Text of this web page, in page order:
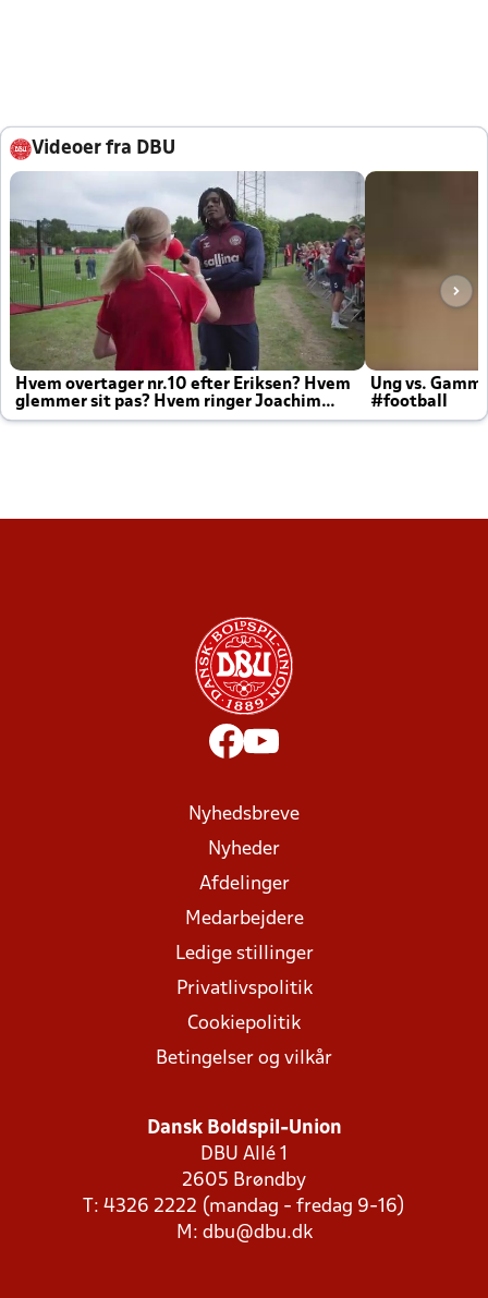
Videoer fra DBU
Hvem overtager nr.10 efter Eriksen? Hvem
glemmer sit pas? Hvem ringer Joachim
altid til efter kampe?
Ung vs.
#football
Nyhedsbreve
Nyheder
Afdelinger
Medarbejdere
Ledige stillinger
Privatlivspolitik
Cookiepolitik
Betingelser og vilkår
Dansk Boldspil-Union
DBU Allé 1
2605 Brøndby
T: 4326 2222 (mandag - fredag 9-16)
M: dbu@dbu.dk